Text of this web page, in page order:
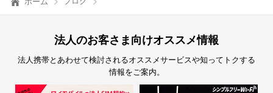
法人のお客さま向けオススメ情報
法人携帯とあわせて検討されるオススメサービスや知ってトクする
情報をご案内。